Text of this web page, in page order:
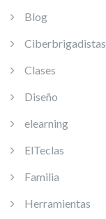
Blog
Ciberbrigadistas
Clases
Diseño
elearning
ElTeclas
Familia
Herramientas